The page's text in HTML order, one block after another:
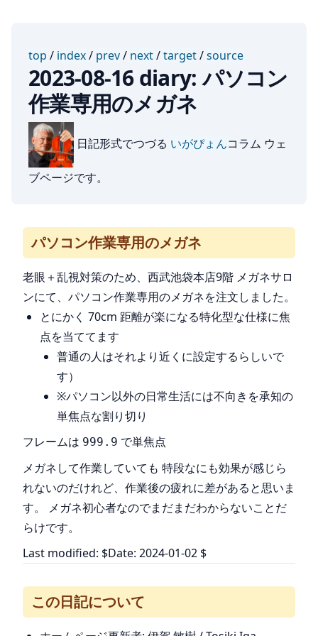
top / index/ prev/ next/target/source
2023-08-16 diary: パソコン
作業専用のメガネ
日記形式でつづる いがぴょんコラム ウェ
ブページです。
パソコン作業専用のメガネ
老眼＋乱視対策のため、西武池袋本店9階 メガネサロ
ンにて、パソコン作業専用のメガネを注文しました。
とにかく 70cm 距離が楽になる特化型な仕様に焦
点を当ててます
普通の人はそれより近くに設定するらしいで
す）
※パソコン以外の日常生活には不向きを承知の
単焦点な割り切り
フレームは 999.9 で単焦点
メガネして作業していても 特段なにも効果が感じら
れないのだけれど、作業後の疲れに差があると思いま
す。 メガネ初心者なのでまだまだわからないことだ
らけです。
Last modified: $Date: 2024-01-02 $
この日記について